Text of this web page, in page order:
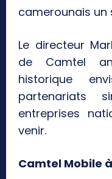
camerounais un
Le directeur
de Camtel
historique
partenariats
entreprises
venir.
Camtel Mobile